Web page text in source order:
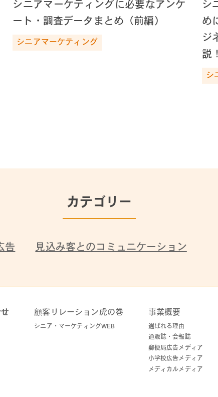
シニアマーケティングに必要なアンケ
ート・調査データまとめ（前編）
シニアマーケティング
シ
め
ジ
説！
シ
カテゴリー
告 見込み客とのコミュニケーション
顧客リレーション虎の巻
シニア・マーケティングWEB
事業概要
選ばれる理由
通販誌・会報誌
郵便局広告メディア
小学校広告メディア
メディカルメディア